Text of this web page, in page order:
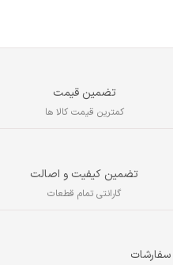
تضمین قیمت
کمترین قیمت کالا ها
تضمین کیفیت و اصالت
گارانتی تمام قطعات
سفارشات